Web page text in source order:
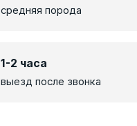
средняя порода
1-2 часа
выезд после звонка